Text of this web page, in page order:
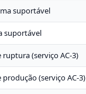
suportável
suportável
(serviço AC-3)
(serviço AC-3)